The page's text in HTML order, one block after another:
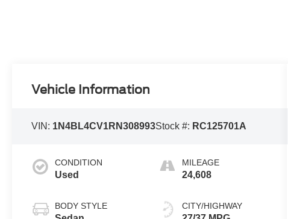
Vehicle Information
VIN: 1N4BL4CV1RN308993Stock #: RC125701A
CONDITION
Used
BODY STYLE
MILEAGE
24,608
CITY/HIGHWAY